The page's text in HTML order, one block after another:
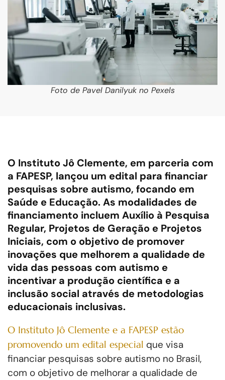
Foto de Pavel Danilyuk no Pexels
O Instituto Jô Clemente, em parceria com
a FAPESP, lançou um edital para financiar
pesquisas sobre autismo, focando em
Saúde e Educação. As modalidades de
financiamento incluem Auxílio à Pesquisa
Regular, Projetos de Geração e Projetos
Iniciais, com o objetivo de promover
inovações que melhorem a qualidade de
vida das pessoas com autismo e
incentivar a produção científica e a
inclusão social através de metodologias
educacionais inclusivas.
O Instituto Jô Clemente e a FAPESP estão
promovendo um edital especial que visa
financiar pesquisas sobre autismo no Brasil,
com o objetivo de melhorar a qualidade de